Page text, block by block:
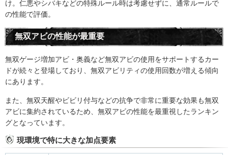
け。仁悪やシバキなどの特殊ルール時は考慮せずに、通常ルールで
の性能で評価。
無双アビの性能が最重要
無双ゲージ増加アビ・奥義など無双アビの使用をサポートするカー
ドが続々と登場しており、無双アビリティの使用回数が増える傾向
にあります。
また、無双天醒やビビリ付与などの抗争で非常に重要な効果も無双
アビに集約されているため、無双アビの性能を最重視したランキン
グとなっています。
現環境で特に大きな加点要素